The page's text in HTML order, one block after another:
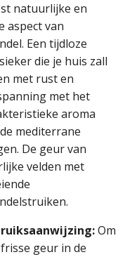
natuurlijke en
aspect van
Een tijdloze
die je huis zall
met rust en
met het
aroma
mediterrane
De geur van
velden met
Om
geur in de